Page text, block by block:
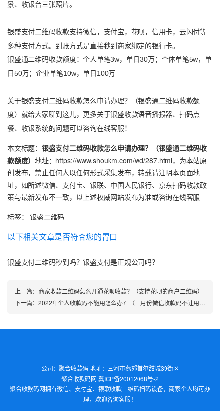
景、收银台三张照片。
银盛支付二维码收款支持微信，支付宝，花呗，信用卡，云闪付等
多种支付方式。到账方式是直接秒到商家绑定的银行卡。
银盛通二维码收款额度：个人单笔3w，单日30万；个体单笔5w，单
日50万；企业单笔10w，单日100万
关于银盛支付二维码收款怎么申请办理？（银盛通二维码收款额
度）就给大家聊到这儿，更多关于银盛收款语音播报器、扫码点
餐、收银系统的问题可以咨询在线客服！
本文标题： 银盛支付二维码收款怎么申请办理？（银盛通二维码收
款额度） 地址： https://www.shoukm.com/wd/287.html，为本站原
创发布，禁止任何人以任何形式采集发布，转载请注明本页面地
址，如所述微信、 支付宝、 银联、 中国人民银行、 京东扫码收款政
策与最新发布不一致，以上述权威网站发布为准或咨询在线客服
标签： 银盛二维码
以下相关文章是否符合您的胃口
银盛支付二维码秒到吗？银盛支付是正规公司吗？
上一篇： 商家收款二维码怎么开通花呗收款？（支持花呗的商户二维码）
下一篇： 2022年个人收款码不能用怎么办？（三月份微信收款码不让用了 ）
公司：聚合收款码 地址：三河市燕郊首尔甜城39街区
聚合收款码网 冀ICP备20012068号-2
聚合收款码网拥有微信、支付宝、银联收款二维码扫码设备，商家个人均可办
理，欢迎咨询客服！